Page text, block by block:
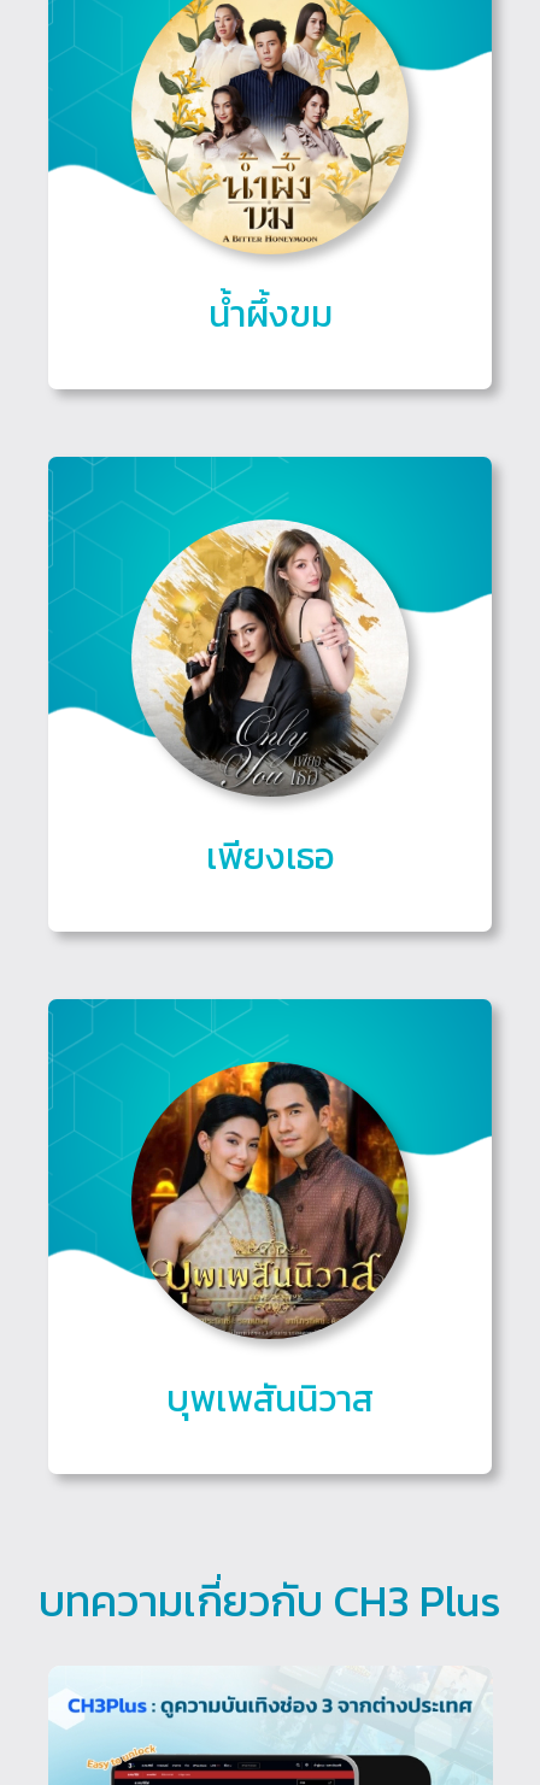
น้ำผึ้งขม
เพียงเธอ
บุพเพสันนิวาส
บทความเกี่ยวกับ CH3 Plus